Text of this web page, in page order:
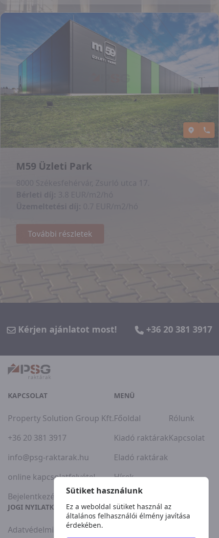
M59 Üzleti Park
További részletek
Kérjen ajánlatot most! +36 20 381 3917
KAPCSOLAT
Property Solution Group Kft.
+36 20 381 3917
info@psg-raktarak.hu
online kapcsolatfelvétel
Bejelentkezés
MENÜ
Főoldal
Kiadó raktárak
Eladó raktárak
Hírek
Rólunk
Kapcsolat
JOGI NYILATKOZATOK
Adatvédelmi szabályzat
Sütiket használunk
Ez a weboldal sütiket használ az
általános felhasználói élmény javítása
érdekében.